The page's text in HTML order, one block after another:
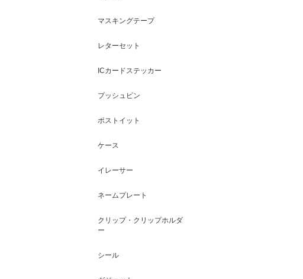
マスキングテープ
レターセット
ICカードステッカー
プッシュピン
ポストイット
ケース
イレーサー
ネームプレート
クリップ・クリップホルダ
ー
シール